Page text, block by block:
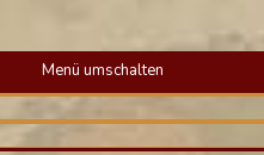
Menü umschalten